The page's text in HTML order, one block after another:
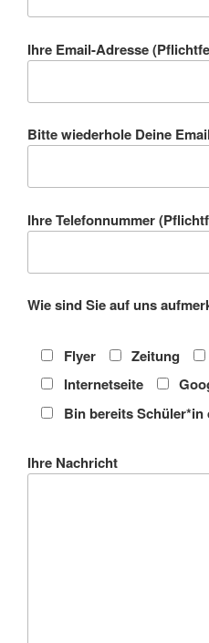
Ihre Email-Adresse
Bitte wiederhole Deine
Ihre Telefonnummer
Wie sind Sie auf uns
Flyer Zeitung
Internetseite
Bin bereits Schüler*in
Ihre Nachricht